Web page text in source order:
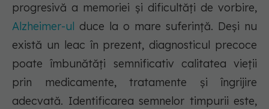
progresivă a memoriei și dificultăți de vorbire,
Alzheimer-ul duce la o mare suferință. Deși nu
există un leac în prezent, diagnosticul precoce
poate îmbunătăți semnificativ calitatea vieții
prin medicamente, tratamente și îngrijire
adecvată. Identificarea semnelor timpurii este,